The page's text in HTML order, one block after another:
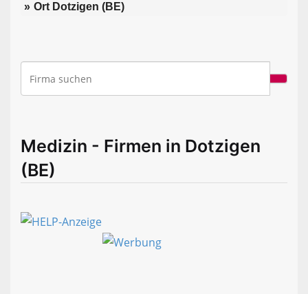
Ort Dotzigen (BE)
Medizin - Firmen in Dotzigen
(BE)